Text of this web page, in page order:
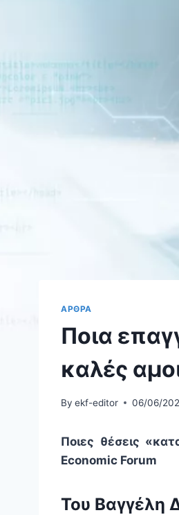
ΑΡΘΡΑ
Ποια
καλές
By ekf-editor 06/06/
Ποιες θέσεις
Economic Forum
Του Βαγγέλη